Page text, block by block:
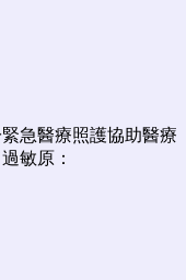
急醫療照護協助醫療
敏原：